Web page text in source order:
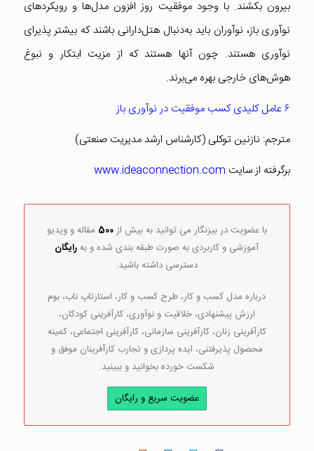
بیرون بکشند. با وجود موفقیت روز افزون مدل‌ها و رویکردهای
نوآوری باز، نوآوران باید به‌دنبال هتل‌دارانی باشند که بیشتر پذیرای
نوآوری هستند. چون آنها هستند که از مزیت ابتکار و نبوغ
هوش‌های خارجی بهره می‌برند.
۶ عامل کلیدی کسب موفقیت در نوآوری باز
مترجم: نازنین توکلی (کارشناس ارشد مدیریت صنعتی)
برگرفته از سایت www.ideaconnection.com
با عضویت در بیزنگار می توانید به بیش از500 مقاله و ویدیو
آموزشی و کاربردی به صورت طبقه بندی شده و بهرایگان
دسترسی داشته باشید.
درباره مدل کسب و کار، طرح کسب و کار، استارتاپ ناب، بوم
ارزش پیشنهادی، خلاقیت و نوآوری، کارآفرینی کودکان،
کارآفرینی زنان، کارآفرینی سازمانی، کارآفرینی اجتماعی، کمینه
محصول پذیرفتنی، ایده پردازی و تجارب کارآفرینان موفق و
شکست خورده بخوانید و ببینید.
عضویت سریع و رایگان